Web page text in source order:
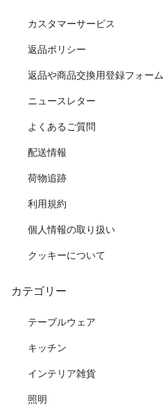
カスタマーサービス
返品ポリシー
返品や商品交換用登録フォーム
ニュースレター
よくあるご質問
配送情報
荷物追跡
利用規約
個人情報の取り扱い
クッキーについて
カテゴリー
テーブルウェア
キッチン
インテリア雑貨
照明